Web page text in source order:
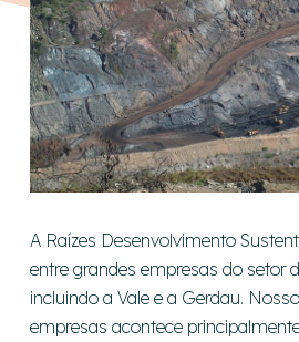
A Raízes Desenvolvimento
entre grandes empresas do setor
incluindo a Vale e a Gerdau.
empresas acontece